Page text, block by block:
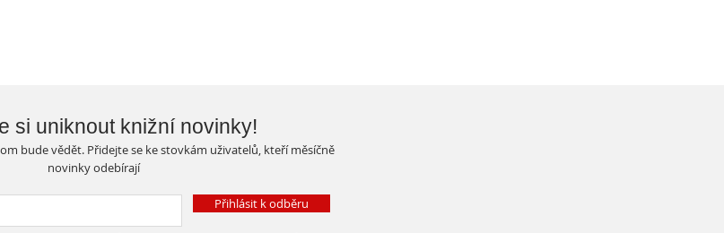
si uniknout knižní novinky!
bude vědět. Přidejte se ke stovkám uživatelů, kteří měsíčně
novinky odebírají
Přihlásit k odběru